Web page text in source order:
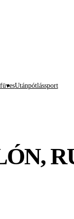
Utánpótlássport